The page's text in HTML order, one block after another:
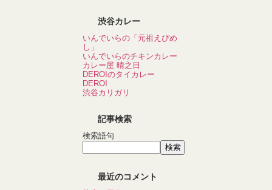
渋谷カレー
いんでいらの「元祖えびめ
し」
いんでいらのチキンカレー
カレー屋 晴之日
DEROIのタイカレー
DEROI
渋谷カリガリ
記事検索
検索語句
最近のコメント